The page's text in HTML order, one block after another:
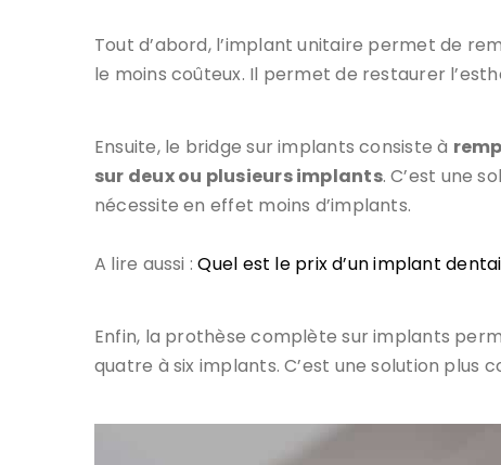
Tout d’abord, l’implant unitaire permet de
le moins coûteux. Il permet de restaurer
Ensuite, le bridge sur implants consiste à
sur deux ou plusieurs implants. C’est une
nécessite en effet moins d’implants.
A lire aussi :Quel est le prix d’un implant
Enfin, la prothèse complète sur implants
quatre à six implants. C’est une solution plus